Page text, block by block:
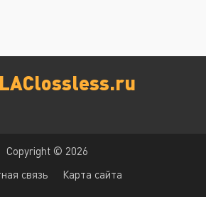
Copyright © 2026
связь
Карта сайта